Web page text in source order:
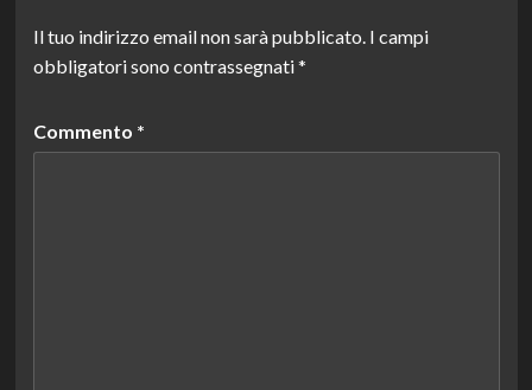
Il tuo indirizzo email non sarà pubblicato. I campi
obbligatori sono contrassegnati*
Commento *